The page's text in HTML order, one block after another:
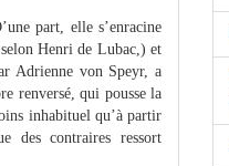
part, elle s’enracine
Henri de Lubac,) et
Adrienne von Speyr, a
renversé, qui pousse la
inhabituel qu’à partir
des contraires ressort